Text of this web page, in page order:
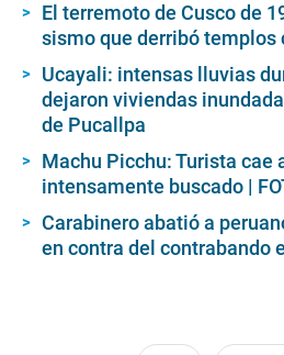
El terremoto de Cusco de
sismo que derribó templos
Ucayali: intensas lluvias
dejaron viviendas
de Pucallpa
Machu Picchu: Turista cae
intensamente buscado |
Carabinero abatió a
en contra del contrabando